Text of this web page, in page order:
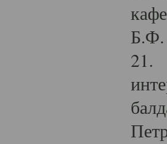
Б.Ф.
21.